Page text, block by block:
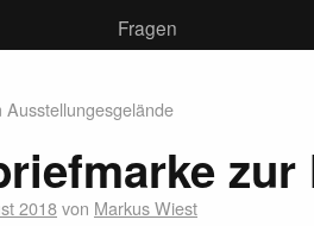
Fragen
2018von Markus Wiest